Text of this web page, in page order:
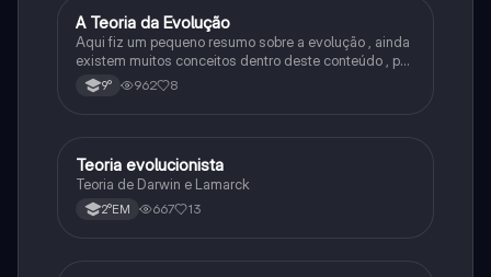
Biologia
A Teoria da Evolução
Aqui fiz um pequeno resumo sobre a evolução , ainda
existem muitos conceitos dentro deste conteúdo , por
isso sempre é bom procurar por mais fontes e
algumas questões para se resolver e fixar melhor.
9° 962 8
Biologia
Teoria evolucionista
Teoria de Darwin e Lamarck
2°EM 667 13